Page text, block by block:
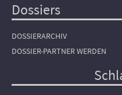
Dossiers
DOSSIERARCHIV
DOSSIER-PARTNER WERDEN